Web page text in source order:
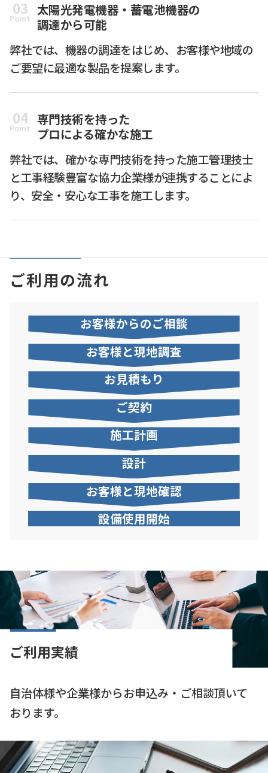
03
Point
太陽光発電機器・蓄電池機器の
調達から可能
弊社では、機器の調達をはじめ、お客様や地域の
ご要望に最適な製品を提案します。
04
Point
専門技術を持った
プロによる確かな施工
弊社では、確かな専門技術を持った施工管理技士
と工事経験豊富な協力企業様が連携することによ
り、安全・安心な工事を施工します。
ご利用の流れ
お客様からのご相談
お客様と現地調査
お見積もり
ご契約
施工計画
設計
お客様と現地確認
設備使用開始
ご利用実績
自治体様や企業様からお申込み・ご相談頂いて
おります。